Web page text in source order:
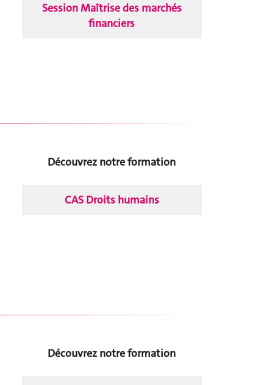
Session Maîtrise des marchés
financiers
Découvrez notre formation
CAS Droits humains
Découvrez notre formation